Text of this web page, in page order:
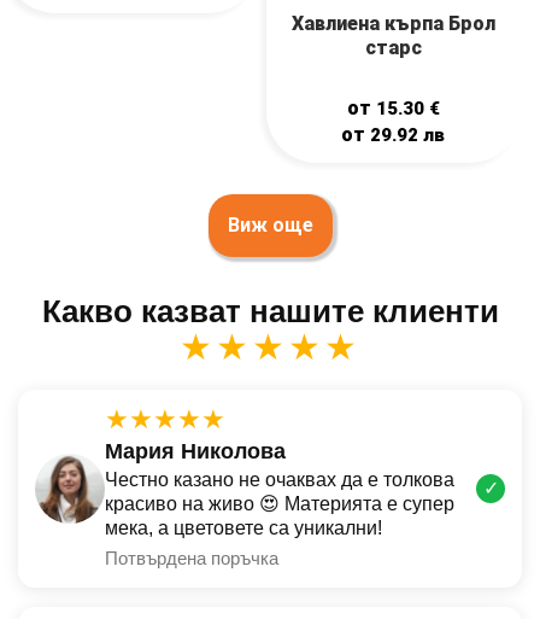
Хавлиена кърпа Брол
старс
от 15.30 €
от 29.92лв
Виж още
Какво казват нашите клиенти
★★★★★
★★★★★
Мария Николова
Честно казано не очаквах да е толкова
красиво на живо 😍 Материята е супер
мека, а цветовете са уникални!
Потвърдена поръчка
✓